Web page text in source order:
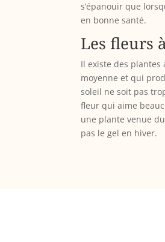
s’épanouir que
en bonne santé.
Les fleurs
Il existe des
moyenne et qui
soleil ne soit pas
fleur qui aime
une plante venue
pas le gel en hiver.